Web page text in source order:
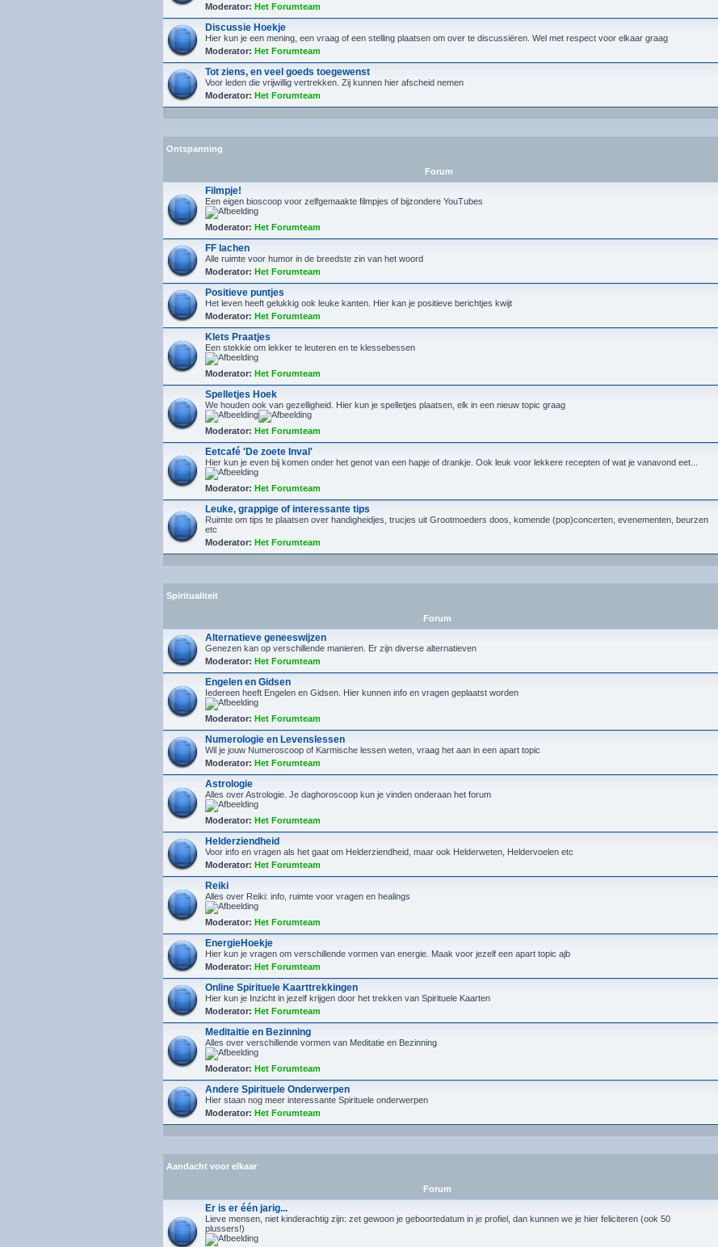
Moderator: Het Forumteam
Discussie Hoekje
Hier kun je een mening, een vraag of een stelling plaatsen om over te discussiëren. Wel met respect voor elkaar graag
Moderator: Het Forumteam
Tot ziens, en veel goeds toegewenst
Voor leden die vrijwillig vertrekken. Zij kunnen hier afscheid nemen
Moderator: Het Forumteam
Ontspanning
Forum
Filmpje!
Een eigen bioscoop voor zelfgemaakte filmpjes of bijzondere YouTubes
Moderator: Het Forumteam
FF lachen
Alle ruimte voor humor in de breedste zin van het woord
Moderator: Het Forumteam
Positieve puntjes
Het leven heeft gelukkig ook leuke kanten. Hier kan je positieve berichtjes kwijt
Moderator: Het Forumteam
Klets Praatjes
Een stekkie om lekker te leuteren en te klessebessen
Moderator: Het Forumteam
Spelletjes Hoek
We houden ook van gezelligheid. Hier kun je spelletjes plaatsen, elk in een nieuw topic graag
Moderator: Het Forumteam
Eetcafé 'De zoete Inval'
Hier kun je even bij komen onder het genot van een hapje of drankje. Ook leuk voor lekkere recepten of wat je vanavond eet...
Moderator: Het Forumteam
Leuke, grappige of interessante tips
Ruimte om tips te plaatsen over handigheidjes, trucjes uit Grootmoeders doos, komende (pop)concerten, evenementen, beurzen
etc
Moderator: Het Forumteam
Spiritualiteit
Forum
Alternatieve geneeswijzen
Genezen kan op verschillende manieren. Er zijn diverse alternatieven
Moderator: Het Forumteam
Engelen en Gidsen
Iedereen heeft Engelen en Gidsen. Hier kunnen info en vragen geplaatst worden
Moderator: Het Forumteam
Numerologie en Levenslessen
Wil je jouw Numeroscoop of Karmische lessen weten, vraag het aan in een apart topic
Moderator: Het Forumteam
Astrologie
Alles over Astrologie. Je daghoroscoop kun je vinden onderaan het forum
Moderator: Het Forumteam
Helderziendheid
Voor info en vragen als het gaat om Helderziendheid, maar ook Helderweten, Heldervoelen etc
Moderator: Het Forumteam
Reiki
Alles over Reiki: info, ruimte voor vragen en healings
Moderator: Het Forumteam
EnergieHoekje
Hier kun je vragen om verschillende vormen van energie. Maak voor jezelf een apart topic ajb
Moderator: Het Forumteam
Online Spirituele Kaarttrekkingen
Hier kun je Inzicht in jezelf krijgen door het trekken van Spirituele Kaarten
Moderator: Het Forumteam
Meditaitie en Bezinning
Alles over verschillende vormen van Meditatie en Bezinning
Moderator: Het Forumteam
Andere Spirituele Onderwerpen
Hier staan nog meer interessante Spirituele onderwerpen
Moderator: Het Forumteam
Aandacht voor elkaar
Forum
Er is er één jarig...
Lieve mensen, niet kinderachtig zijn: zet gewoon je geboortedatum in je profiel, dan kunnen we je hier feliciteren (ook 50
plussers!)